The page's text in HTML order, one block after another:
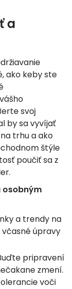
a
ako keby ste
svoj
by sa vyvíjať
trhu a ako
štýle
poučiť sa z
osobným
a trendy na
úpravy
pripravení
zmení.
voči